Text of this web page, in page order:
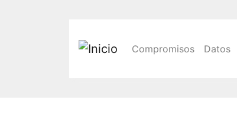
Main
Compromisos Datos